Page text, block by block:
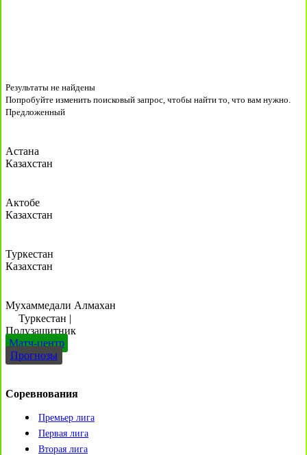
Результаты не найдены
Попробуйте изменить поисковый запрос, чтобы найти то, что вам нужно.
Предложенный
Астана
Казахстан
Актобе
Казахстан
Туркестан
Казахстан
Мухаммедали Алмахан
Туркестан |
Полузащитник
Матч-центр
Прогнозы
Соревнования
Премьер лига
Первая лига
Вторая лига